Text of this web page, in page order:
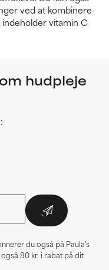
ved at kombinere
vitamin C
hudpleje
du også på Paula's
80 kr. i rabat på dit